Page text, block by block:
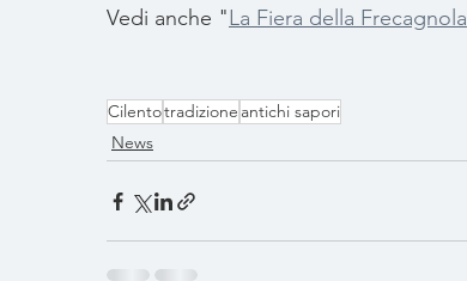
Vedi anche "La Fiera della Frecagnola
Cilentotradizione antichi sapori
News